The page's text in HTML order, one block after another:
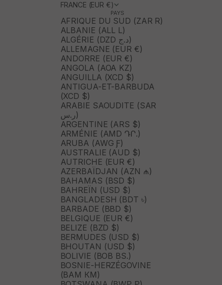
FRANCE (EUR €)
PAYS
AFRIQUE DU SUD (ZAR R)
ALBANIE (ALL L)
ALGÉRIE (DZD د.ج)
ALLEMAGNE (EUR €)
ANDORRE (EUR €)
ANGOLA (AOA KZ)
ANGUILLA (XCD $)
ANTIGUA-ET-BARBUDA
(XCD $)
ARABIE SAOUDITE (SAR
ر.س)
ARGENTINE (ARS $)
ARMÉNIE (AMD ԴՐ.)
ARUBA (AWG Ƒ)
AUSTRALIE (AUD $)
AUTRICHE (EUR €)
AZERBAÏDJAN (AZN ₼)
BAHAMAS (BSD $)
BAHREÏN (USD $)
BANGLADESH (BDT ৳)
BARBADE (BBD $)
BELGIQUE (EUR €)
BELIZE (BZD $)
BERMUDES (USD $)
BHOUTAN (USD $)
BOLIVIE (BOB BS.)
BOSNIE-HERZÉGOVINE
(BAM КМ)